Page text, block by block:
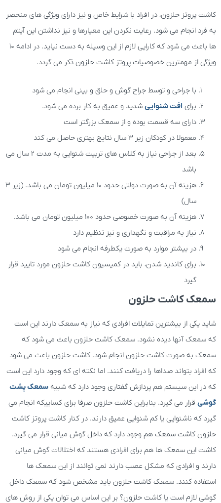
کاشت پروتز حلزون، در افراد با شرایط خاص و نیز دارای ویژگی های منحصر
به فرد انجام می شود. رعایت نکردن این معیارها و نیز نداشتن این آیتم
ها باعث می شود که کارایی لازم از این وسیله به دست نیاید. در ادامه 10
ویژگی از مهمترین خصوصیات پروتز کاشت حلزون ذکر می گردد.
با جراحی و توسط جراح گوش و حلق و بینی انجام می شود
برای افت شنوایی شدید و عمیق به کار برده می شود.
دارای سه قسمت بوده و از سمعک بزرگتر است
معمولا در کودکان زیر 3 سال نتایج بهتری حاصل می کند
بعد از جراحی نیاز به کلاس های تربیت شنوایی به مدت 2 سال می
باشد
هزینه آن به صورت دولتی حدود 10 میلیون تومان می باشد. (زیر 3
سال)
هزینه آن به صورت خصوصی حدود 100 میلیون تومان می باشد.
نیاز به مراقبت و نگهداری و نیز تنظیم دارد
در بیشتر موارد به صورت یکطرفه انجام می شود
برای کاندید شدن، باید در کمیسیون کاشت حلزون مورد تایید قرار
گیرد
سمعک کاشت حلزون
شاید یکی از بیشترین تمایلات افرادی که نیاز به سمعک دارند این است
که سمعک آنها دیده نشود. سمعک کاشت حلزون باعث می شود که
سمعک به صورت کاشت حلزون انجام شود. کاشت حلزون باعث می شود
که افراد بتواند صداها را دریافت کنند. اما نکته ای که وجود دارد این است
که در این سیستم هم پردازش گفتاری وجود دارد که شبیه سمعک پشت
گوشی قرار می گیرد. بنابراین کاشت حلزون صرفا برای کساییکه انجام می
گیرد که ناشنوایی یا کم شنوایی عمیق دارند. در کنار کاشت پروتز کاشت
حلزون کاشت سمعک هم وجود دارد که داخل گوش میانی قرار می گیرد.
کاشت این سمعک ها هم برای افرادی هستند که اختلالات گوش میانی
دارند و افرادی که مشکل عصب دارند نمی توانند از این سمعک ها
استفاده کنند. سمعک کاشت حلزون باید مشخص شود که سمعک داخل
گوشی لازم است یا کاشت حلزون؟ بر این اساس می توان یکی از روش های